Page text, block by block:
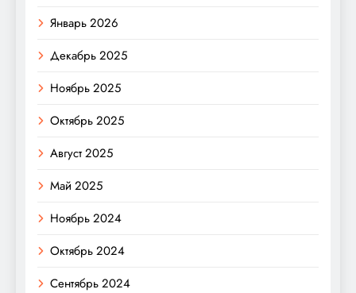
Январь 2026
Декабрь 2025
Ноябрь 2025
Октябрь 2025
Август 2025
Май 2025
Ноябрь 2024
Октябрь 2024
Сентябрь 2024